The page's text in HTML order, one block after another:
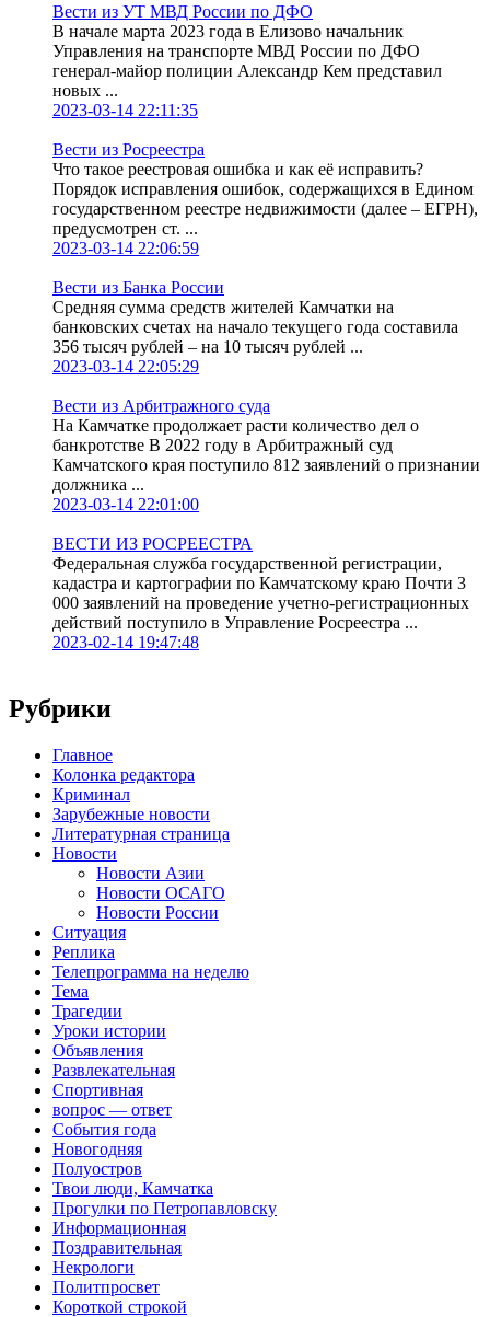
Вести из УТ МВД России по ДФО
В начале марта 2023 года в Елизово начальник
Управления на транспорте МВД России по ДФО
генерал-майор полиции Александр Кем представил
новых ...
2023-03-14 22:11:35
Вести из Росреестра
Что такое реестровая ошибка и как её исправить?
Порядок исправления ошибок, содержащихся в Едином
государственном реестре недвижимости (далее – ЕГРН),
предусмотрен ст. ...
2023-03-14 22:06:59
Вести из Банка России
Средняя сумма средств жителей Камчатки на
банковских счетах на начало текущего года составила
356 тысяч рублей – на 10 тысяч рублей ...
2023-03-14 22:05:29
Вести из Арбитражного суда
На Камчатке продолжает расти количество дел о
банкротстве В 2022 году в Арбитражный суд
Камчатского края поступило 812 заявлений о признании
должника ...
2023-03-14 22:01:00
ВЕСТИ ИЗ РОСРЕЕСТРА
Федеральная служба государственной регистрации,
кадастра и картографии по Камчатскому краю Почти 3
000 заявлений на проведение учетно-регистрационных
действий поступило в Управление Росреестра ...
2023-02-14 19:47:48
Рубрики
Главное
Колонка редактора
Криминал
Зарубежные новости
Литературная страница
Новости
Новости Азии
Новости ОСАГО
Новости России
Ситуация
Реплика
Телепрограмма на неделю
Тема
Трагедии
Уроки истории
Объявления
Развлекательная
Спортивная
вопрос — ответ
События года
Новогодняя
Полуостров
Твои люди, Камчатка
Прогулки по Петропавловску
Информационная
Поздравительная
Некрологи
Политпросвет
Короткой строкой